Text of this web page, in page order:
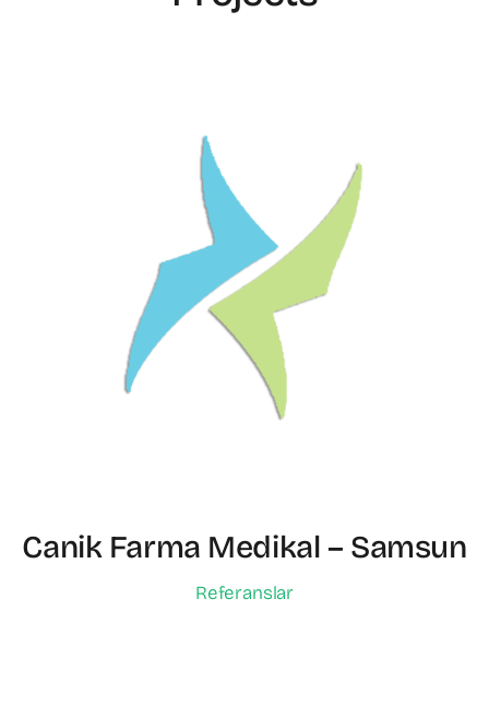
Canik Farma Medikal – Samsun
Referanslar